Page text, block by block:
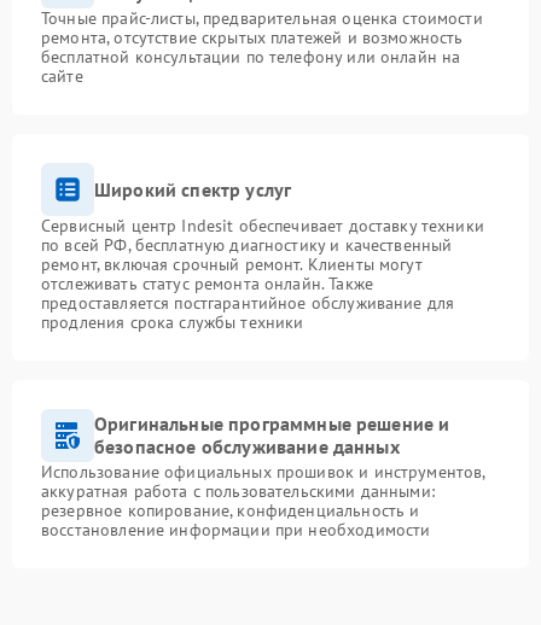
Точные прайс-листы, предварительная оценка стоимости
ремонта, отсутствие скрытых платежей и возможность
бесплатной консультации по телефону или онлайн на
сайте
Широкий спектр услуг
Сервисный центр Indesit обеспечивает доставку техники
по всей РФ, бесплатную диагностику и качественный
ремонт, включая срочный ремонт. Клиенты могут
отслеживать статус ремонта онлайн. Также
предоставляется постгарантийное обслуживание для
продления срока службы техники
Оригинальные программные решение и
безопасное обслуживание данных
Использование официальных прошивок и инструментов,
аккуратная работа с пользовательскими данными:
резервное копирование, конфиденциальность и
восстановление информации при необходимости